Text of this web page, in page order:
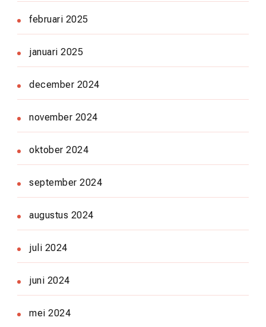
februari 2025
januari 2025
december 2024
november 2024
oktober 2024
september 2024
augustus 2024
juli 2024
juni 2024
mei 2024